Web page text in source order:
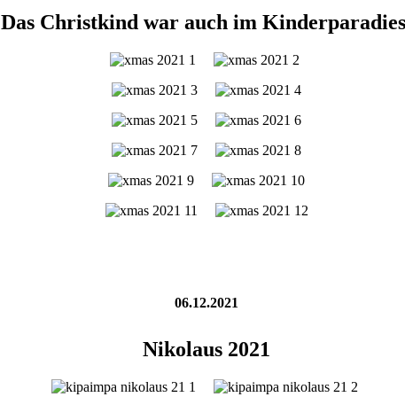
Das Christkind war auch im
06.12.2021
Nikolaus 2021